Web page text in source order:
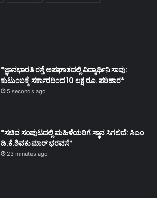
*ಜ್ಞಾನಭಾರತಿ ರಸ್ತೆ ಅಪಘಾತದಲ್ಲಿ ವಿದ್ಯಾರ್ಥಿನಿ ಸಾವು:
ಕುಟುಂಬಕ್ಕೆ ಸರ್ಕಾರದಿಂದ 10 ಲಕ್ಷ ರೂ. ಪರಿಹಾರ*
5 seconds ago
*ಸಚಿವ ಸಂಪುಟದಲ್ಲಿ ಮಹಿಳೆಯರಿಗೆ ಸ್ಥಾನ ಸಿಗಲಿದೆ: ಸಿಎಂ
ಡಿ.ಕೆ.ಶಿವಕುಮಾರ್ ಭರವಸೆ*
23 minutes ago